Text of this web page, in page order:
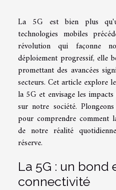
La 5G est bien plus
technologies mobiles
révolution qui façonne
déploiement progressif, elle
promettant des avancées
secteurs. Cet article explore
la 5G et envisage les
sur notre société.
pour comprendre comment
de notre réalité
réserve.
La 5G : un bond
connectivité